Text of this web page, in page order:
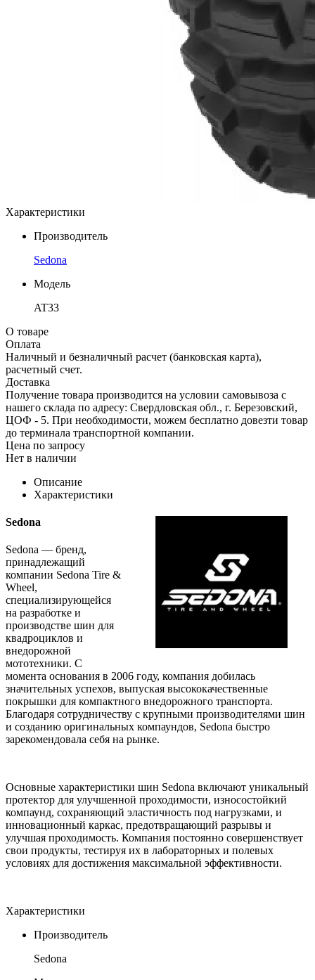
Характеристики
Производитель
Sedona
Модель
AT33
О товаре
Оплата
Наличный и безналичный расчет (банковская карта),
расчетный счет.
Доставка
Получение товара производится на условии самовывоза с
нашего склада по адресу: Свердловская обл., г. Березовский,
ЦОФ - 5. При необходимости, можем бесплатно довезти товар
до терминала транспортной компании.
Цена по запросу
Нет в наличии
Описание
Характеристики
Sedona
Sedona — бренд,
принадлежащий
компании Sedona Tire &
Wheel,
специализирующейся
на разработке и
производстве шин для
квадроциклов и
внедорожной
мототехники. С
момента основания в 2006 году, компания добилась
значительных успехов, выпуская высококачественные
покрышки для компактного внедорожного транспорта.
Благодаря сотрудничеству с крупными производителями шин
и созданию оригинальных компаундов, Sedona быстро
зарекомендовала себя на рынке.
Основные характеристики шин Sedona включают уникальный
протектор для улучшенной проходимости, износостойкий
компаунд, сохраняющий эластичность под нагрузками, и
инновационный каркас, предотвращающий разрывы и
улучшая проходимость. Компания постоянно совершенствует
свои продукты, тестируя их в лабораторных и полевых
условиях для достижения максимальной эффективности.
Характеристики
Производитель
Sedona